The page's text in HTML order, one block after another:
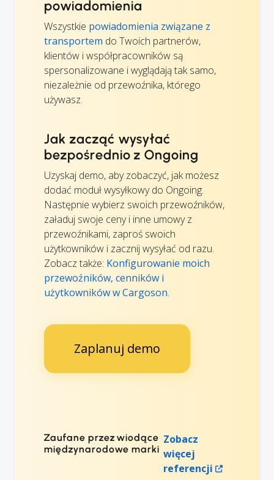
powiadomienia
Wszystkie powiadomienia związane z
transportem do Twoich partnerów,
klientów i współpracowników są
spersonalizowane i wyglądają tak samo,
niezależnie od przewoźnika, którego
używasz.
Jak zacząć wysyłać
bezpośrednio z Ongoing
Uzyskaj demo, aby zobaczyć, jak możesz
dodać moduł wysyłkowy do Ongoing.
Następnie wybierz swoich przewoźników,
załaduj swoje ceny i inne umowy z
przewoźnikami, zaproś swoich
użytkowników i zacznij wysyłać od razu.
Zobacz także: Konfigurowanie moich
przewoźników, cenników i
użytkowników w Cargoson.
Zaplanuj demo
Zaufane przez wiodące
międzynarodowe marki
Zobacz
więcej
referencji